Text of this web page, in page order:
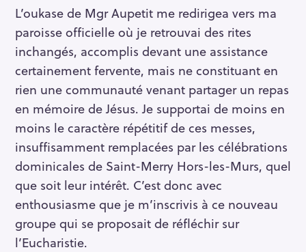
L’oukase de Mgr Aupetit me redirigea vers ma
paroisse officielle où je retrouvai des rites
inchangés, accomplis devant une assistance
certainement fervente, mais ne constituant en
rien une communauté venant partager un repas
en mémoire de Jésus. Je supportai de moins en
moins le caractère répétitif de ces messes,
insuffisamment remplacées par les célébrations
dominicales de Saint-Merry Hors-les-Murs, quel
que soit leur intérêt. C’est donc avec
enthousiasme que je m’inscrivis à ce nouveau
groupe qui se proposait de réfléchir sur
l’Eucharistie.